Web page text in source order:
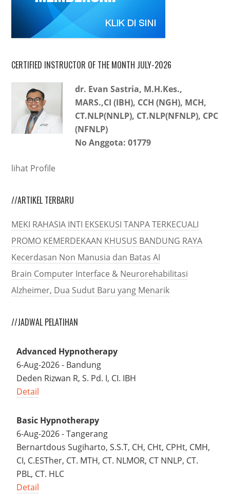
CERTIFIED INSTRUCTOR OF THE MONTH JULY-2026
dr. Evan Sastria, M.H.Kes.,
MARS.,CI (IBH), CCH (NGH), MCH,
CT.NLP(NNLP), CT.NLP(NFNLP), CPC
(NFNLP)
No Anggota: 01779
lihat Profile
//ARTIKEL TERBARU
MEKI RAHASIA INTI EKSEKUSI TANPA TERKECUALI
PROMO KEMERDEKAAN KHUSUS BANDUNG RAYA
Kecerdasan Non Manusia dan Batas AI
Brain Computer Interface & Neurorehabilitasi
Alzheimer, Dua Sudut Baru yang Menarik
//JADWAL PELATIHAN
Advanced Hypnotherapy
6-Aug-2026 - Bandung
Deden Rizwan R, S. Pd. I, CI. IBH
Detail
Basic Hypnotherapy
6-Aug-2026 - Tangerang
Bernartdous Sugiharto, S.S.T, CH, CHt, CPHt, CMH,
CI, C.ESTher, CT. MTH, CT. NLMOR, CT NNLP, CT.
PBL, CT. HLC
Detail